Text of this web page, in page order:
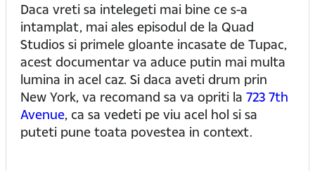
Daca vreti sa intelegeti mai bine ce s-a
intamplat, mai ales episodul de la Quad
Studios si primele gloante incasate de Tupac,
acest documentar va aduce putin mai multa
lumina in acel caz. Si daca aveti drum prin
New York, va recomand sa va opriti la 723 7th
Avenue, ca sa vedeti pe viu acel hol si sa
puteti pune toata povestea in context.